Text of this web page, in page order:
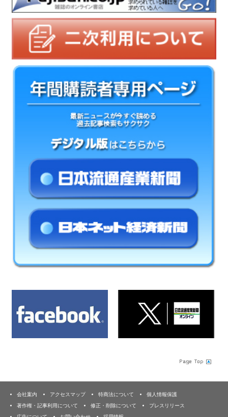
会社案内 アクセスマップ 特商法について
個人情報保護
著作権・記事利用について
修正・削除について
プレスリリース